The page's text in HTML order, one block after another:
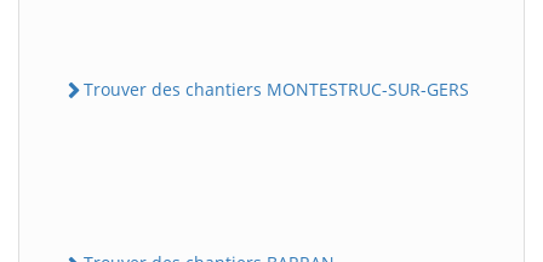
Trouver des chantiers MONTESTRUC-SUR-GERS